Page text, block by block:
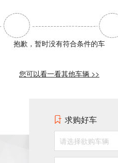
抱歉，暂时没有符合条件的车
您可以看一看其他车辆 >>
求购好车
请选择欲购车辆